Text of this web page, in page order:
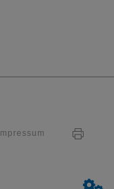
Impressum